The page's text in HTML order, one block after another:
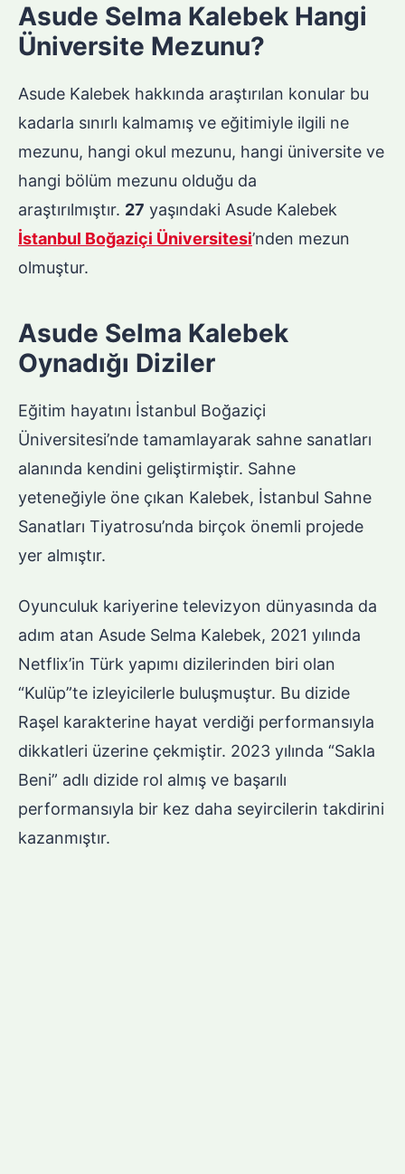
Asude Selma Kalebek Hangi
Üniversite Mezunu?
Asude Kalebek hakkında araştırılan konular bu
kadarla sınırlı kalmamış ve eğitimiyle ilgili ne
mezunu, hangi okul mezunu, hangi üniversite ve
hangi bölüm mezunu olduğu da
araştırılmıştır. 27 yaşındaki Asude Kalebek
İstanbul Boğaziçi Üniversitesi’nden mezun
olmuştur.
Asude Selma Kalebek
Oynadığı Diziler
Eğitim hayatını İstanbul Boğaziçi
Üniversitesi’nde tamamlayarak sahne sanatları
alanında kendini geliştirmiştir. Sahne
yeteneğiyle öne çıkan Kalebek, İstanbul Sahne
Sanatları Tiyatrosu’nda birçok önemli projede
yer almıştır.
Oyunculuk kariyerine televizyon dünyasında da
adım atan Asude Selma Kalebek, 2021 yılında
Netflix’in Türk yapımı dizilerinden biri olan
“Kulüp”te izleyicilerle buluşmuştur. Bu dizide
Raşel karakterine hayat verdiği performansıyla
dikkatleri üzerine çekmiştir. 2023 yılında “Sakla
Beni” adlı dizide rol almış ve başarılı
performansıyla bir kez daha seyircilerin takdirini
kazanmıştır.